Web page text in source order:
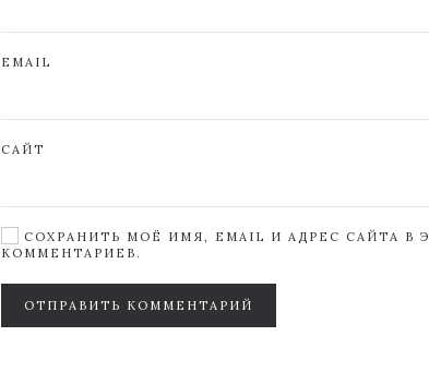
EMAIL
САЙТ
СОХРАНИТЬ МОЁ ИМЯ, EMAIL И АДРЕС САЙТА
КОММЕНТАРИЕВ.
ОТПРАВИТЬ КОММЕНТАРИЙ